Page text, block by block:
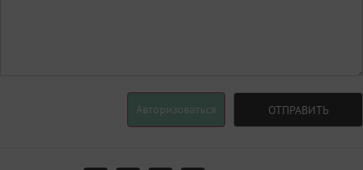
Авторизоваться ОТПРАВИТЬ